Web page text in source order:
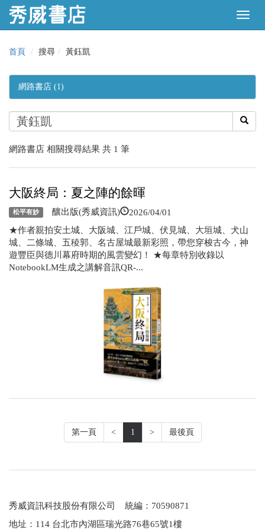
首頁 搜尋 黃鈺凱
網路書店 (1)
網路書店 相關搜尋結果 共 1 筆
大阪終局：夏之陣的餘暉
松平有妙 釀出版(秀威資訊) 2026/04/01
★作者親拍安土城、大阪城、江戶城、伏見城、大垣城、犬山
城、二條城、五稜郭、名古屋城最新彩照，帶您穿梭古今，神
遊豐臣與德川幕府時期的風雲變幻！ ★每章特別收錄以
NotebookLM生成之講解音訊QR-...
第一頁 < 1 > 最後頁
秀威資訊科技股份有限公司 統編：70590871
地址：114 台北市內湖區瑞光路76巷65號1樓